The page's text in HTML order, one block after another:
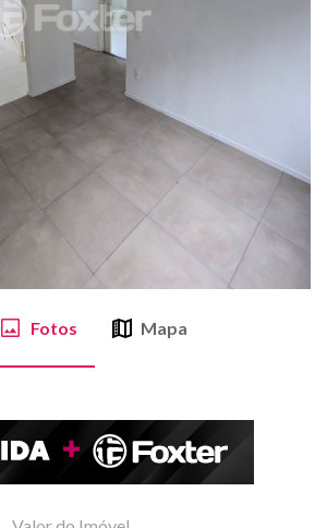
Fotos Mapa